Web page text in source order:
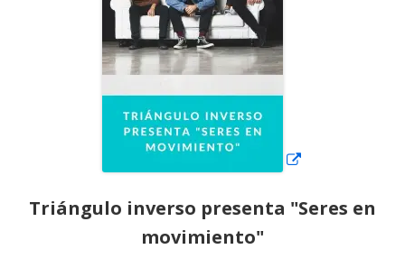
Triángulo inverso presenta "Seres en
movimiento"